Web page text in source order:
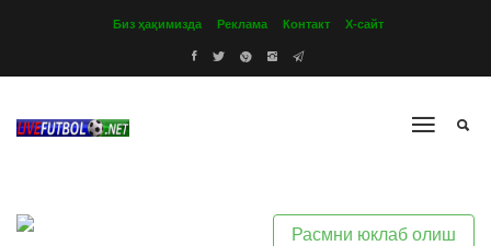
Биз ҳақимизда Реклама Контакт Х-сайт
Расмни юклаб олиш